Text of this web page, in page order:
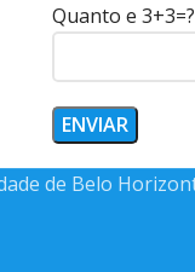
Quanto e 3+3=?
de Belo